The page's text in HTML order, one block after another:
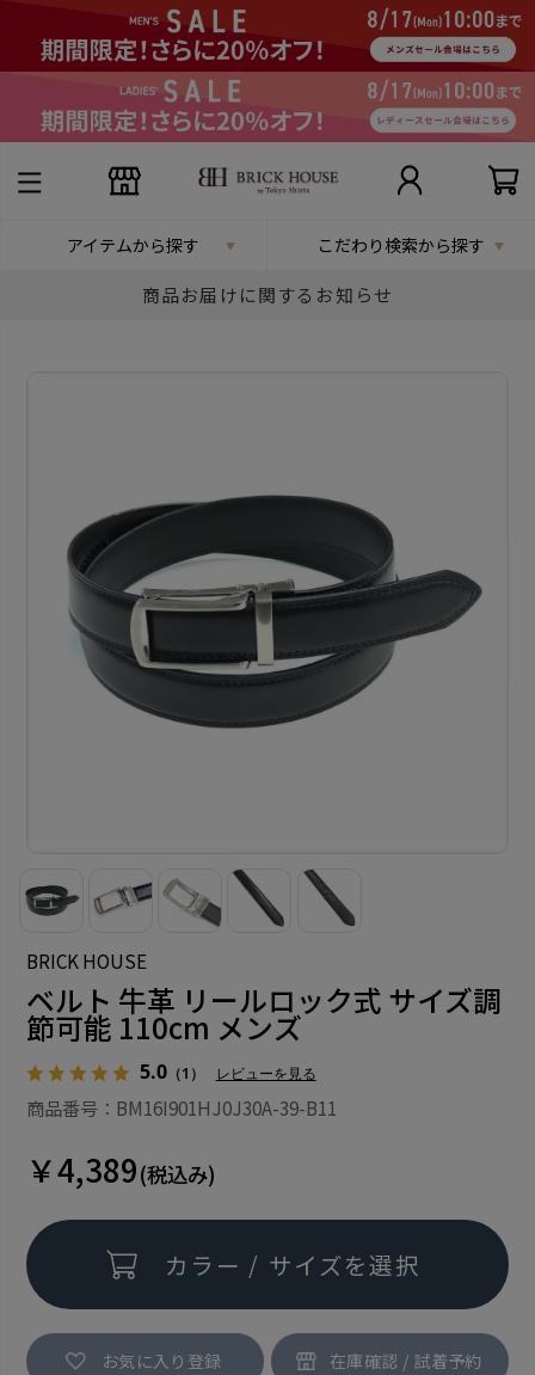
アイテムから探す こだわり検索から探す
商品お届けに関するお知らせ
BRICK HOUSE
ベルト 牛革 リールロック式 サイズ調
節可能 110cm メンズ
5.0（1） レビューを見る
商品番号：BM16I901HJ0J30A-39-B11
￥4,389(税込み)
カラー / サイズを選択
お気に入り登録